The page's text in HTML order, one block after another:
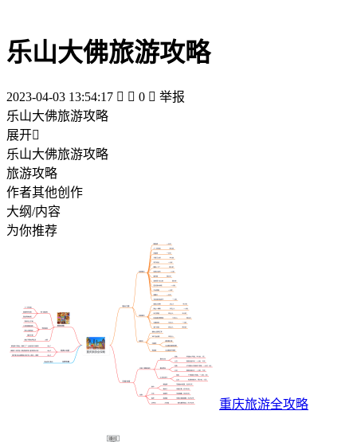
乐山大佛旅游攻略
2023-04-03 13:54:17   0  举报
乐山大佛旅游攻略
展开
乐山大佛旅游攻略
旅游攻略
作者其他创作
大纲/内容
为你推荐
重庆旅游全攻略